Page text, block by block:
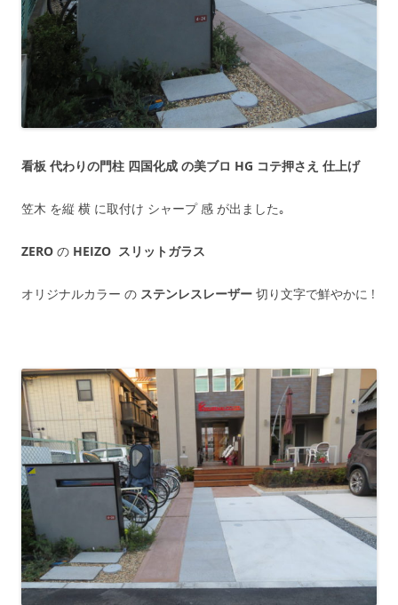
看板 代わりの門柱 四国化成 の美ブロ HG コテ押さえ 仕上げ
笠木 を縦 横 に取付け シャープ 感 が出ました｡
ZERO の HEIZO スリットガラス
オリジナルカラー の ステンレスレーザー 切り文字で鮮やかに !